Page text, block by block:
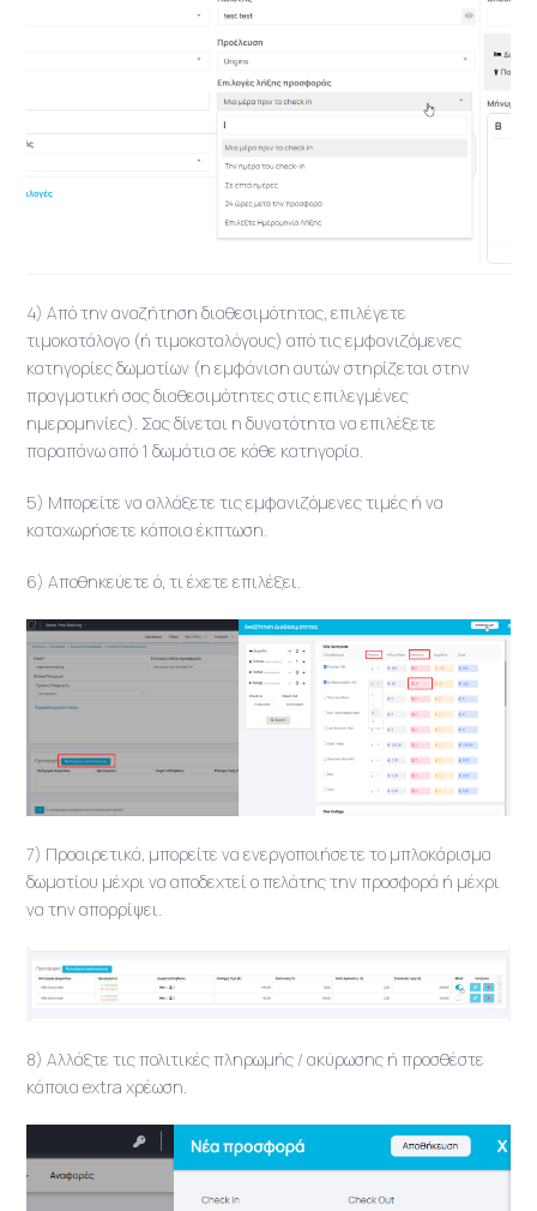
4) Από την αναζήτηση διαθεσιμότητας, επιλέγετε
τιμοκατάλογο (ή τιμοκαταλόγους) από τις εμφανιζόμενες
κατηγορίες δωματίων (η εμφάνιση αυτών στηρίζεται στην
πραγματική σας διαθεσιμότητες στις επιλεγμένες
ημερομηνίες). Σας δίνεται η δυνατότητα να επιλέξετε
παραπάνω από 1 δωμάτια σε κάθε κατηγορία.
5) Μπορείτε να αλλάξετε τις εμφανιζόμενες τιμές ή να
καταχωρήσετε κάποια έκπτωση.
6) Αποθηκεύετε ό, τι έχετε επιλέξει.
7) Προαιρετικά, μπορείτε να ενεργοποιήσετε το μπλοκάρισμα
δωματίου μέχρι να αποδεχτεί ο πελάτης την προσφορά ή μέχρι
να την απορρίψει.
8) Αλλάξτε τις πολιτικές πληρωμής / ακύρωσης ή προσθέστε
κάποια extra χρέωση.